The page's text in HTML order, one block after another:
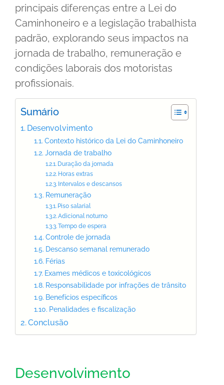
principais diferenças entre a Lei do
Caminhoneiro e a legislação trabalhista
padrão, explorando seus impactos na
jornada de trabalho, remuneração e
condições laborais dos motoristas
profissionais.
Sumário
Desenvolvimento
Contexto histórico da Lei do Caminhoneiro
Jornada de trabalho
Duração da jornada
Horas extras
Intervalos e descansos
Remuneração
Piso salarial
Adicional noturno
Tempo de espera
Controle de jornada
Descanso semanal remunerado
Férias
Exames médicos e toxicológicos
Responsabilidade por infrações de trânsito
Benefícios específicos
Penalidades e fiscalização
Conclusão
Desenvolvimento